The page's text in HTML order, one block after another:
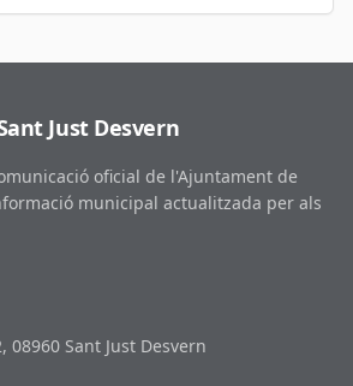
Just Desvern
oficial de l'Ajuntament de
municipal actualitzada per als
08960 Sant Just Desvern